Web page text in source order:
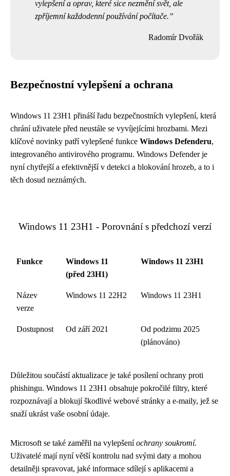
vylepšení a oprav, které sice nezmění svět, ale
zpříjemní každodenní používání počítače.
Radomír Dvořák
Bezpečnostní vylepšení a ochrana
Windows 11 23H1 přináší řadu bezpečnostních vylepšení, která
chrání uživatele před neustále se vyvíjejícími hrozbami. Mezi
klíčové novinky patří vylepšené funkce Windows Defenderu,
integrovaného antivirového programu. Windows Defender je
nyní chytřejší a efektivnější v detekci a blokování hrozeb, a to i
těch dosud neznámých.
Windows 11 23H1 - Porovnání s předchozí verzí
Funkce
Windows 11
(před 23H1)
Windows 11 23H1
Název
verze
Windows 11 22H2 Windows 11 23H1
Dostupnost Od září 2021
Od podzimu 2025
(plánováno)
Důležitou součástí aktualizace je také posílení ochrany proti
phishingu. Windows 11 23H1 obsahuje pokročilé filtry, které
rozpoznávají a blokují škodlivé webové stránky a e-maily, jež se
snaží ukrást vaše osobní údaje.
Microsoft se také zaměřil na vylepšeníochrany soukromí.
Uživatelé mají nyní větší kontrolu nad svými daty a mohou
detailněji spravovat, jaké informace sdílejí s aplikacemi a